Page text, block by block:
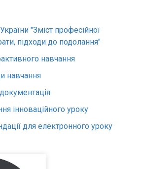
"Зміст професійної
підходи до подолання"
навчання
навчання
інноваційного уроку
для електронного уроку